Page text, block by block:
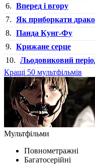
6. Вперед і вгору
7.
Як приборкати
8. Панда Кунг-Фу
9. Крижане серце
10. Льодовиковий
Кращі 50 мультфільмів
Мультфільми
Повнометражні
Багатосерійні